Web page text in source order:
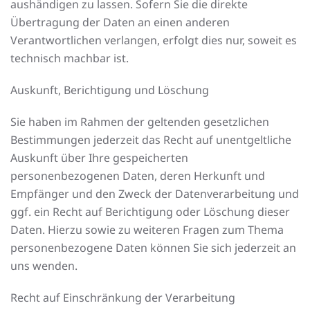
aushändigen zu lassen. Sofern Sie die direkte
Übertragung der Daten an einen anderen
Verantwortlichen verlangen, erfolgt dies nur, soweit es
technisch machbar ist.
Auskunft, Berichtigung und Löschung
Sie haben im Rahmen der geltenden gesetzlichen
Bestimmungen jederzeit das Recht auf unentgeltliche
Auskunft über Ihre gespeicherten
personenbezogenen Daten, deren Herkunft und
Empfänger und den Zweck der Datenverarbeitung und
ggf. ein Recht auf Berichtigung oder Löschung dieser
Daten. Hierzu sowie zu weiteren Fragen zum Thema
personenbezogene Daten können Sie sich jederzeit an
uns wenden.
Recht auf Einschränkung der Verarbeitung